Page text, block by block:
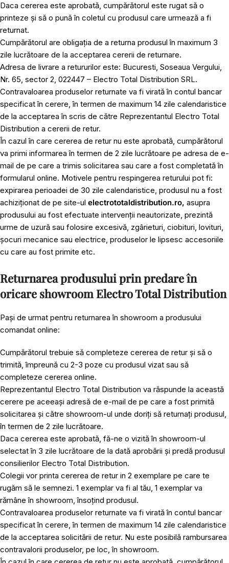
Daca cererea este aprobată, cumpărătorul este rugat să o
printeze și să o pună în coletul cu produsul care urmează a fi
returnat.
Cumpărătorul are obligația de a returna produsul în maximum 3
zile lucrătoare de la acceptarea cererii de returnare.
Adresa de livrare a retururilor este: Bucuresti, Soseaua Vergului,
Nr. 65, sector 2, 022447 – Electro Total Distribution SRL.
Contravaloarea produselor returnate va fi virată în contul bancar
specificat în cerere, în termen de maximum 14 zile calendaristice
de la acceptarea în scris de către Reprezentantul Electro Total
Distribution a cererii de retur.
În cazul în care cererea de retur nu este aprobată, cumpărătorul
va primi informarea în termen de 2 zile lucrătoare pe adresa de e-
mail de pe care a trimis solicitarea sau care a fost completată în
formularul online. Motivele pentru respingerea returului pot fi:
expirarea perioadei de 30 zile calendaristice, produsul nu a fost
achiziționat de pe site-ul electrototaldistribution.ro, asupra
produsului au fost efectuate intervenții neautorizate, prezintă
urme de uzură sau folosire excesivă, zgârieturi, ciobituri, lovituri,
șocuri mecanice sau electrice, produselor le lipsesc accesoriile
cu care au fost primite etc.
Returnarea produsului prin predare în
oricare showroom Electro Total Distribution
Pași de urmat pentru returnarea în showroom a produsului
comandat online:
Cumpărătorul trebuie să completeze cererea de retur și să o
trimită, împreună cu 2-3 poze cu produsul vizat sau să
completeze cererea online.
Reprezentantul Electro Total Distribution va răspunde la această
cerere pe aceeași adresă de e-mail de pe care a fost primită
solicitarea și către showroom-ul unde doriți să returnați produsul,
în termen de 2 zile lucrătoare.
Daca cererea este aprobată, fă-ne o vizită în showroom-ul
selectat în 3 zile lucrătoare de la dată aprobării și predă produsul
consilierilor Electro Total Distribution.
Colegii vor printa cererea de retur in 2 exemplare pe care te
rugăm să le semnezi. 1 exemplar va fi al tău, 1 exemplar va
rămâne în showroom, însoțind produsul.
Contravaloarea produselor returnate va fi virată în contul bancar
specificat în cerere, în termen de maximum 14 zile calendaristice
de la acceptarea solicitării de retur. Nu este posibilă rambursarea
contravalorii produselor, pe loc, în showroom.